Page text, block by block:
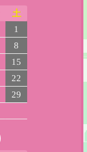
土
1
8
15
22
29